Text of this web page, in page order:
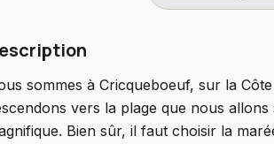
sommes à Cricqueboeuf, sur la
vers la plage que nous
Bien sûr, il faut choisir la